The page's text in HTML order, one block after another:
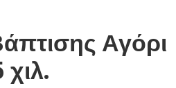
Αγόρι
χιλ.